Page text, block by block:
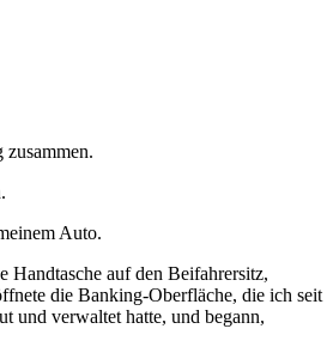
Auto.
Handtasche auf den Beifahrersitz,
die Banking-Oberfläche, die ich seit
und verwaltet hatte, und begann,